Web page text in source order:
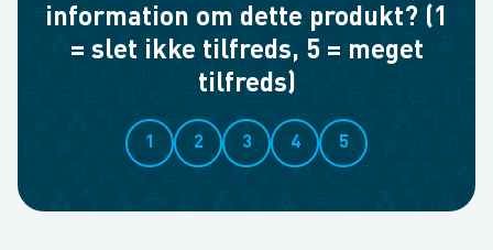
information om dette produkt? (1
= slet ikke tilfreds, 5 = meget
tilfreds)
1 2 3 4 5